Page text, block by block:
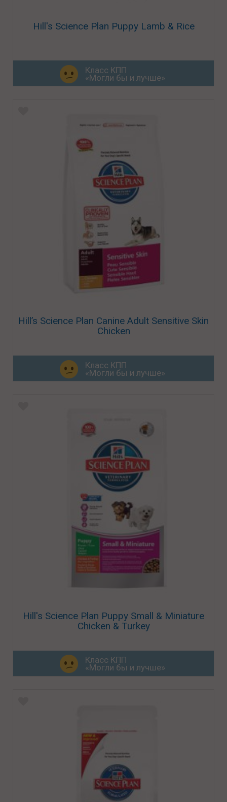
Hill's Science Plan Puppy Lamb & Rice
Класс КПП
«Могли бы и лучше»
Hill’s Science Plan Canine Adult Sensitive Skin
Chicken
Класс КПП
«Могли бы и лучше»
Hill's Science Plan Puppy Small & Miniature
Chicken & Turkey
Класс КПП
«Могли бы и лучше»